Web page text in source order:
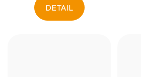
DETAIL